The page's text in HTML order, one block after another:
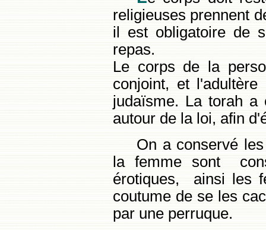
religieuses prennent
il est obligatoire de
repas.
Le corps de la
conjoint, et
judaïsme. La torah a
autour de la loi, afin
On a conservé
la femme sont
érotiques, ainsi les
coutume de se les
par une perruque.